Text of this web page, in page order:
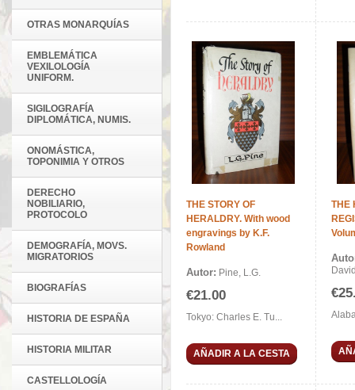
OTRAS MONARQUÍAS
EMBLEMÁTICA
VEXILOLOGÍA
UNIFORM.
SIGILOGRAFÍA
DIPLOMÁTICA, NUMIS.
ONOMÁSTICA,
TOPONIMIA Y OTROS
DERECHO
NOBILIARIO,
PROTOCOLO
DEMOGRAFÍA, MOVS.
MIGRATORIOS
BIOGRAFÍAS
HISTORIA DE ESPAÑA
HISTORIA MILITAR
CASTELLOLOGÍA
THE STORY OF
HERALDRY. With wood
engravings by K.F.
Rowland
Autor: Pine, L.G.
€21.00
Tokyo: Charles E. Tu...
AÑADIR A LA CESTA
THE